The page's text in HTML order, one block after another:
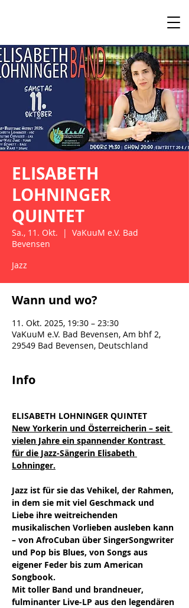
ELISABETH
LOHNINGER
QUINTET
Sa., 11. Okt.
  |
VaKuuM e.V. Bad
Bevensen
Jazz
Wann und wo?
11. Okt. 2025, 19:30 – 23:30
VaKuuM e.V. Bad Bevensen, Am bhf 2,
29549 Bad Bevensen, Deutschland
Info
ELISABETH LOHNINGER QUINTET
New Yorkerin und Österreicherin – seit
vielen Jahre ein spannender Kontrast
für die Jazz-Sängerin Elisabeth
Lohninger.
Jazz ist für sie das Vehikel, der Rahmen,
in dem sie mit viel Geschmack und
Liebe ihre weitreichenden
musikalischen Vorlieben ausleben kann
– von AfroCuban über SingerSongwriter
und Pop bis Blues, von Songs aus
eigener Feder bis zum American
Songbook.
Mit toller Band und brandneuer,
fulminanter Live-LP aus den legendären